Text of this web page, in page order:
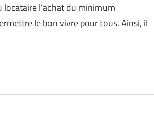
locataire l’achat du minimum
le bon vivre pour tous. Ainsi, il